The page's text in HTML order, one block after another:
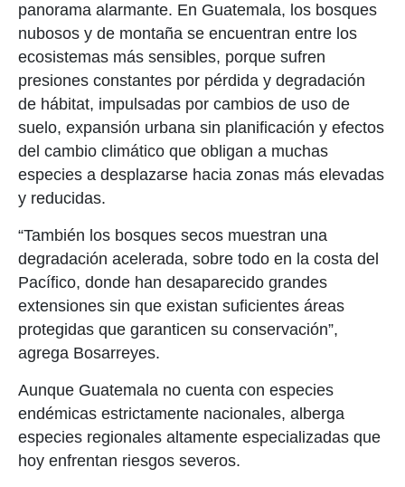
panorama alarmante. En Guatemala, los bosques
nubosos y de montaña se encuentran entre los
ecosistemas más sensibles, porque sufren
presiones constantes por pérdida y degradación
de hábitat, impulsadas por cambios de uso de
suelo, expansión urbana sin planificación y efectos
del cambio climático que obligan a muchas
especies a desplazarse hacia zonas más elevadas
y reducidas.
“También los bosques secos muestran una
degradación acelerada, sobre todo en la costa del
Pacífico, donde han desaparecido grandes
extensiones sin que existan suficientes áreas
protegidas que garanticen su conservación”,
agrega Bosarreyes.
Aunque Guatemala no cuenta con especies
endémicas estrictamente nacionales, alberga
especies regionales altamente especializadas que
hoy enfrentan riesgos severos.